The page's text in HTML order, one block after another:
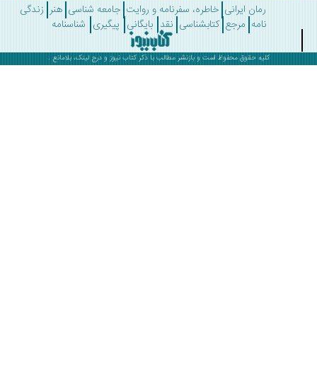
رمان ایرانی خاطره، سفرنامه و روایت جامعه شناسی هنر زندگی
مرجع کتابشناسی نقد بایگانی پیگیری شناسنامه
کلیه حقوق محفوظ است و بازنشر مطالب با ذکرکتاب نیوزو درج لینک، بلامانع .